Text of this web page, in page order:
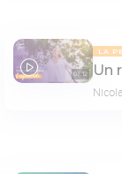
07:12
LA
Un